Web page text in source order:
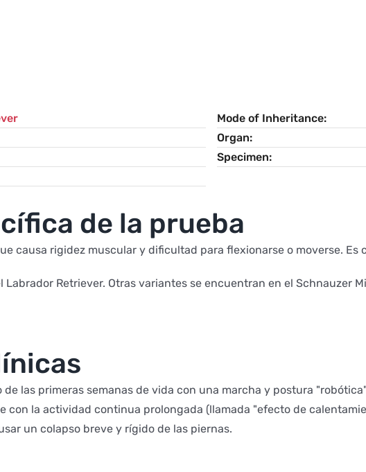
Mode of Inheritance
Organ
Specimen
de la prueba
causa rigidez muscular y dificultad para flexionarse o moverse. Es
Retriever. Otras variantes se encuentran en el Schnauzer
las primeras semanas de vida con una marcha y postura
con la actividad continua prolongada (llamada "efecto de
un colapso breve y rígido de las piernas.